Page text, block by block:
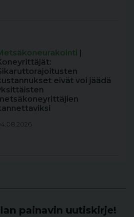
|
eivät voi jäädä
04.08.2026
painavin uutiskirje!